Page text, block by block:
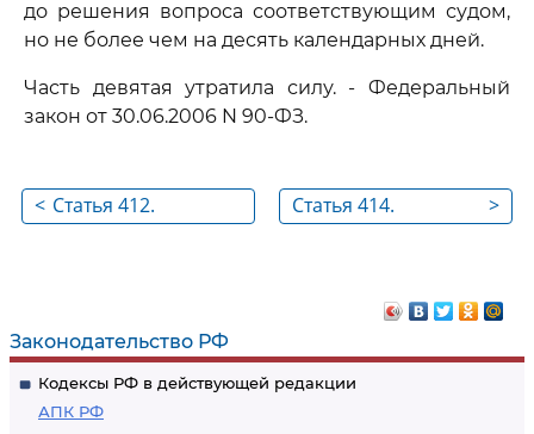
Законодательство РФ
Кодексы РФ в действующей редакции
АПК РФ
до решения вопроса соответствующим судом,
но не более чем на десять календарных дней.
Часть девятая утратила силу. - Федеральный
закон от 30.06.2006 N 90-ФЗ.
< Статья 412.
ходе забастовки
>
Статья 414.
положение
работников в связи
с проведением
забастовки